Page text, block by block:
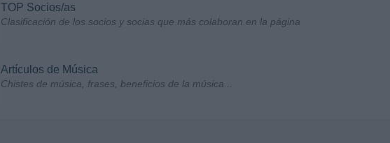
TOP Socios/as
Clasificación de los socios y socias que más colaboran en la página
Artículos de Música
Chistes de música, frases, beneficios de la música...